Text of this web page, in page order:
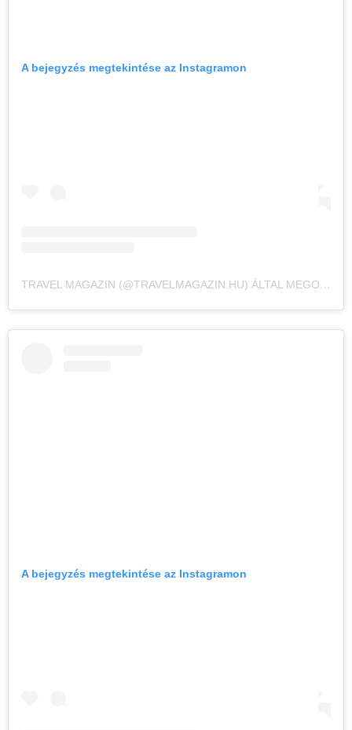
A bejegyzés megtekintése az Instagramon
TRAVEL MAGAZIN (@TRAVELMAGAZIN.HU) ÁLTAL MEGOSZTOTT BEJEGYZÉS
A bejegyzés megtekintése az Instagramon